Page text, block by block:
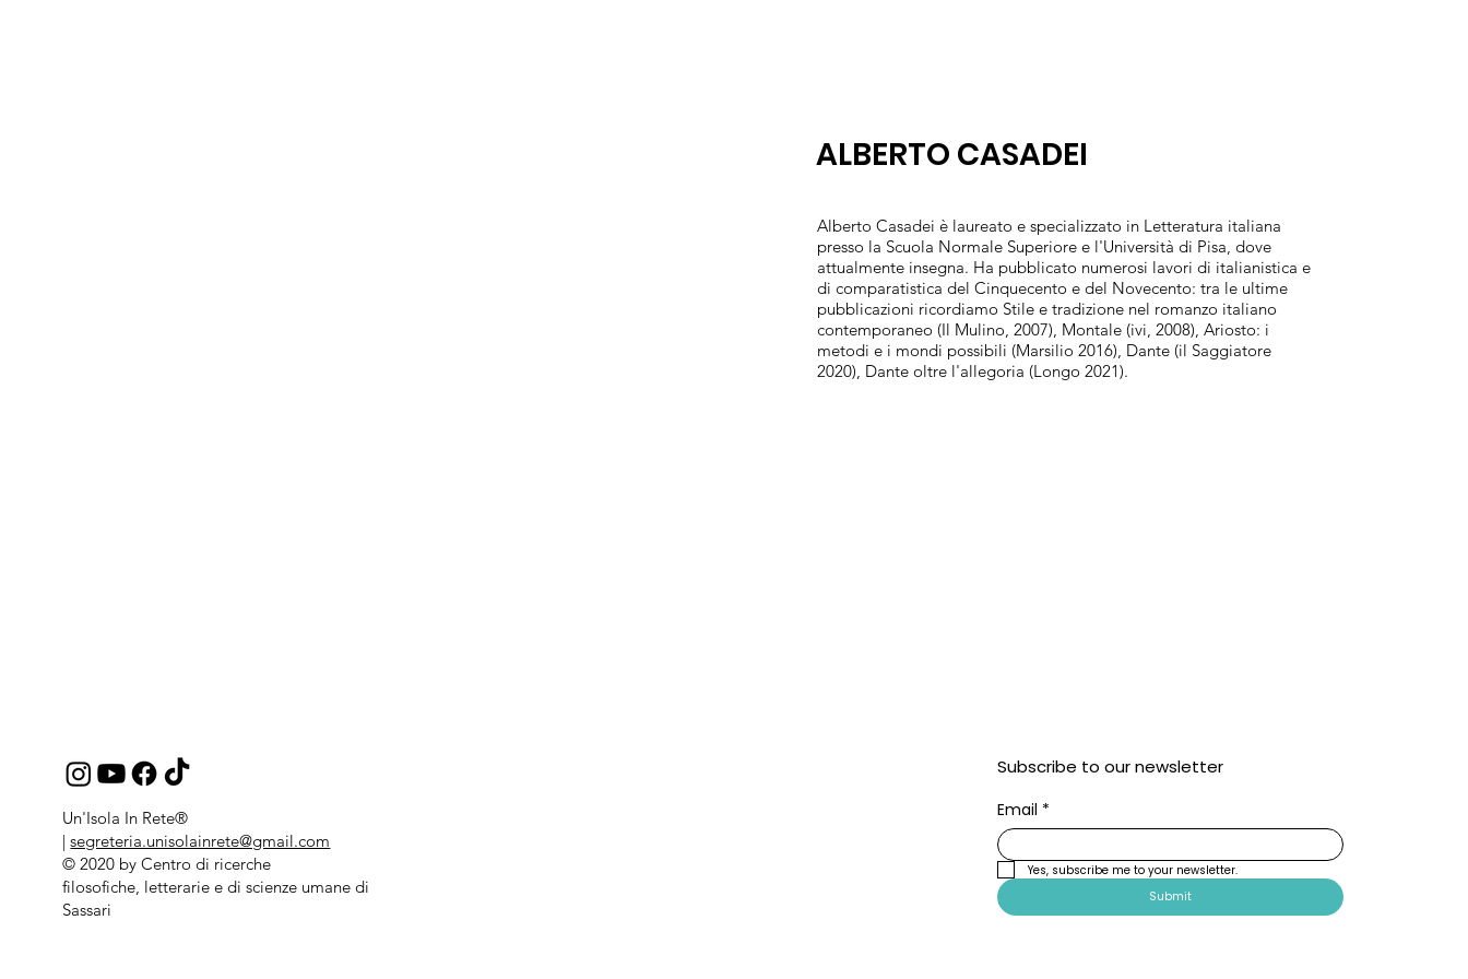
ALBERTO CASADEI
Alberto Casadei è laureato e specializzato in Letteratura italiana
presso la Scuola Normale Superiore e l'Università di Pisa, dove
attualmente insegna. Ha pubblicato numerosi lavori di italianistica e
di comparatistica del Cinquecento e del Novecento: tra le ultime
pubblicazioni ricordiamo Stile e tradizione nel romanzo italiano
contemporaneo (Il Mulino, 2007), Montale (ivi, 2008), Ariosto: i
metodi e i mondi possibili (Marsilio 2016), Dante (il Saggiatore
2020), Dante oltre l'allegoria (Longo 2021).
Un'Isola In Rete®
|segreteria.unisolainrete@gmail.com
© 2020 by Centro di ricerche
filosofiche, letterarie e di scienze umane di
Sassari
Subscribe to our newsletter
Email *
Yes, subscribe me to your newsletter.
Submit